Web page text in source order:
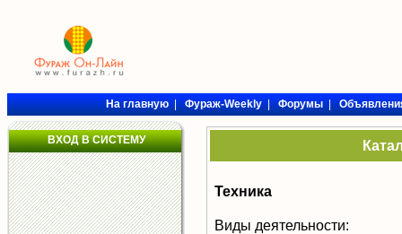
На главную|Фураж-Weekly|Форумы|
ВХОД В СИСТЕМУ
Техника
Виды деятельности: